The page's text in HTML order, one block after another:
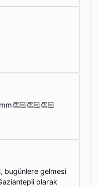
bugünlere gelmesi
olarak